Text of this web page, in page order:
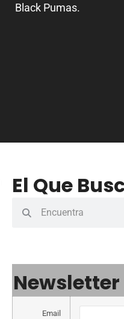
Black Pumas.
El Que
Newsletter
Email